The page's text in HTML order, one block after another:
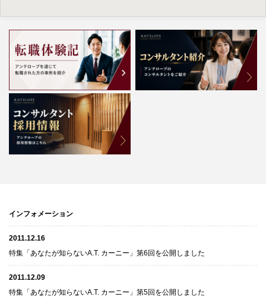
インフォメーション
2011.12.16
特集「あなたが知らないA.T. カーニー」第6回を公開しました
2011.12.09
特集「あなたが知らないA.T. カーニー」第5回を公開しました